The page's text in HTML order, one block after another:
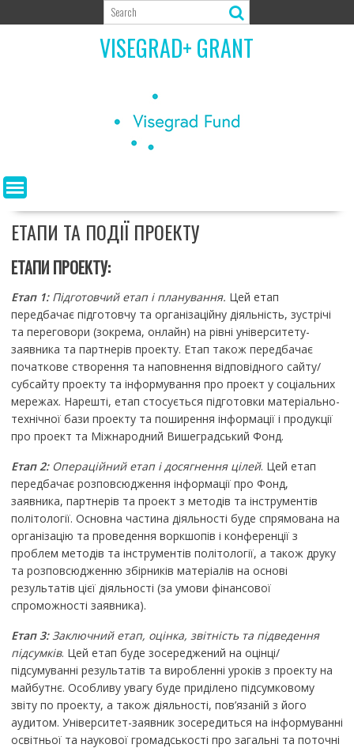
to
VISEGRAD+ GRANT
ЕТАПИ ТА ПОДІЇ ПРОЕКТУ
ЕТАПИ ПРОЕКТУ:
Етап 1:Підготовчий етап і планування. Цей етап
передбачає підготовчу та організаційну діяльність, зустрічі
та переговори (зокрема, онлайн) на рівні університету-
заявника та партнерів проекту. Етап також передбачає
початкове створення та наповнення відповідного сайту/
субсайту проекту та інформування про проект у соціальних
мережах. Нарешті, етап стосується підготовки матеріально-
технічної бази проекту та поширення інформації і продукції
про проект та Міжнародний Вишеградський Фонд.
Етап 2:Операційний етап і досягнення цілей. Цей етап
передбачає розповсюдження інформації про Фонд,
заявника, партнерів та проект з методів та інструментів
політології. Основна частина діяльності буде спрямована на
організацію та проведення воркшопів і конференції з
проблем методів та інструментів політології, а також друку
та розповсюдженню збірників матеріалів на основі
результатів цієї діяльності (за умови фінансової
спроможності заявника).
Етап 3:Заключний етап, оцінка, звітність та підведення
підсумків. Цей етап буде зосереджений на оцінці/
підсумуванні результатів та виробленні уроків з проекту на
майбутнє. Особливу увагу буде приділено підсумковому
звіту по проекту, а також діяльності, пов’язаній з його
аудитом. Університет-заявник зосередиться на інформуванні
освітньої та наукової громадськості про загальні та поточні